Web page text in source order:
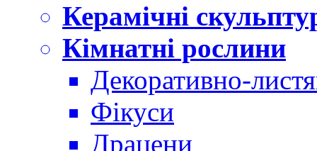
Керамічні
Кімнатні рослини
Декоративно-
Фікуси
Драцени